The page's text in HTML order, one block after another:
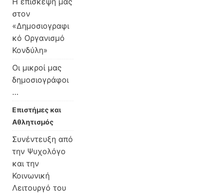
στον
«Δημοσιογραφι
κό Οργανισμό
Κονδύλη»
Οι μικροί μας
δημοσιογράφοι
…
Επιστήμες και
Αθλητισμός
Συνέντευξη από
την Ψυχολόγο
και την
Κοινωνική
Λειτουργό του